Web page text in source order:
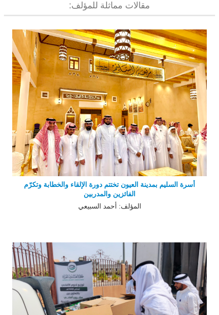
مقالات مماثلة للمؤلف:
أسرة السليم بمدينة العيون تختتم دورة الإلقاء والخطابة وتكرّم
الفائزين والمدربين
المؤلف: أحمد السبيعي